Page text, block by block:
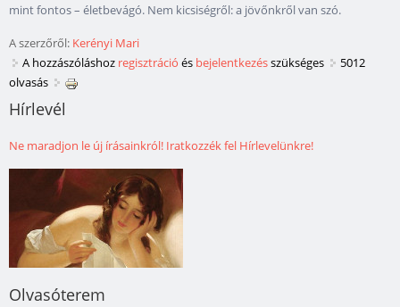
mint fontos – életbevágó. Nem kicsiségről: a jövőnkről van szó.
A szerzőről: Kerényi Mari
A hozzászóláshoz regisztráció és bejelentkezésszükséges
5012
olvasás
Hírlevél
Ne maradjon le új írásainkról! Iratkozzék fel Hírlevelünkre!
Olvasóterem